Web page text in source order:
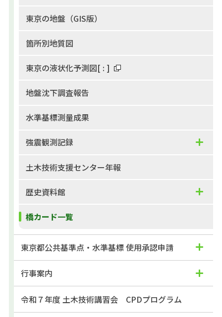
東京の地盤（GIS版）
箇所別地質図
東京の液状化予測図[ : ]
地盤沈下調査報告
水準基標測量成果
強震観測記録
土木技術支援センター年報
歴史資料館
橋カード一覧
東京都公共基準点・水準基標 使用承認申請
行事案内
令和７年度 土木技術講習会 CPDプログラム